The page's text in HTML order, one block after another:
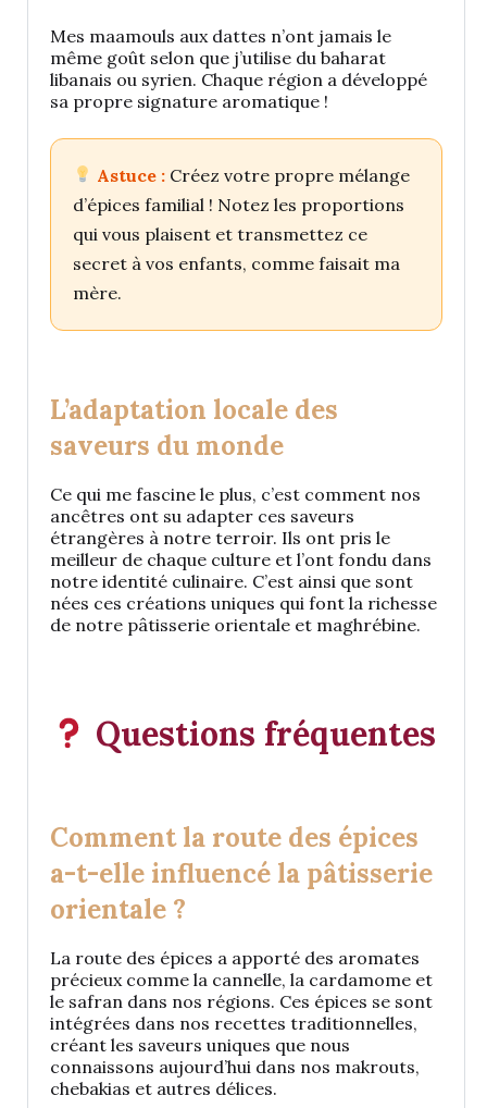
Mes maamouls aux dattes n’ont jamais le
même goût selon que j’utilise du baharat
libanais ou syrien. Chaque région a développé
sa propre signature aromatique !
Astuce : Créez votre propre mélange
d’épices familial ! Notez les proportions
qui vous plaisent et transmettez ce
secret à vos enfants, comme faisait ma
mère.
L’adaptation locale des
saveurs du monde
Ce qui me fascine le plus, c’est comment nos
ancêtres ont su adapter ces saveurs
étrangères à notre terroir. Ils ont pris le
meilleur de chaque culture et l’ont fondu dans
notre identité culinaire. C’est ainsi que sont
nées ces créations uniques qui font la richesse
de notre pâtisserie orientale et maghrébine.
Questions fréquentes
Comment la route des épices
a-t-elle influencé la pâtisserie
orientale ?
La route des épices a apporté des aromates
précieux comme la cannelle, la cardamome et
le safran dans nos régions. Ces épices se sont
intégrées dans nos recettes traditionnelles,
créant les saveurs uniques que nous
connaissons aujourd’hui dans nos makrouts,
chebakias et autres délices.